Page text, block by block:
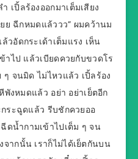
เปิ้ลร้องออกมาเต็มเสียง
ย ฉีกหมดแล้ววว” ผมคว้านม
วอัดกระเด้าเต็มแรง เห็น
าไป แล้วเบียดควยกับขวดโร
ๆ จนมิด ไม่ไหวแล้ว เปิ้ลร้อง
พังหมดแล้ว อย่า อย่าเย็ตอีก
ระฉูดแล้ว รีบชักควยออ
ดน้ำกามเข้าไปเต็ม ๆ จน
ากนั้น เราก็ไม่ได้เย็ตกันบน